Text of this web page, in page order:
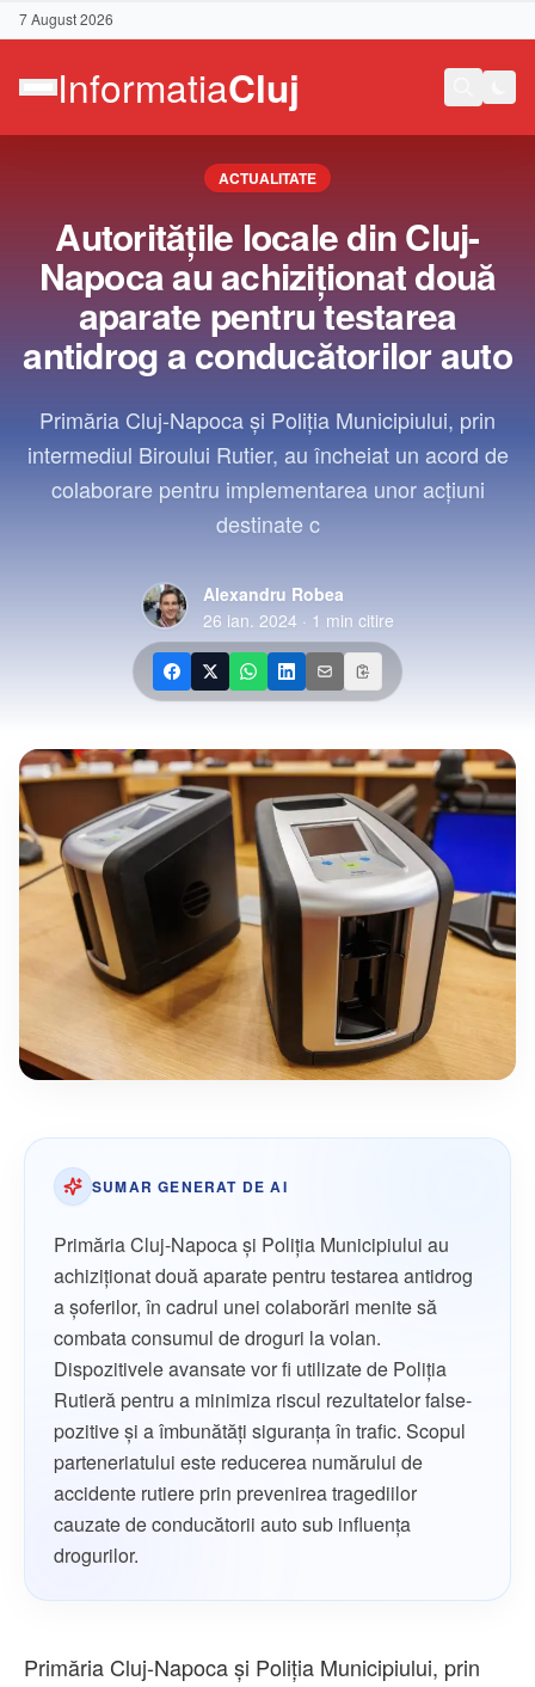
7 August 2026
Contact
ACTUALITATE
Autoritățile locale din Cluj-
Napoca au achiziționat două
aparate pentru testarea
antidrog a conducătorilor auto
Primăria Cluj-Napoca și Poliția Municipiului, prin
intermediul Biroului Rutier, au încheiat un acord de
colaborare pentru implementarea unor acțiuni
destinate c
Alexandru Robea
26 ian. 2024 · 1 min citire
SUMAR GENERAT DE AI
Primăria Cluj-Napoca și Poliția Municipiului au
achiziționat două aparate pentru testarea antidrog
a șoferilor, în cadrul unei colaborări menite să
combata consumul de droguri la volan.
Dispozitivele avansate vor fi utilizate de Poliția
Rutieră pentru a minimiza riscul rezultatelor false-
pozitive și a îmbunătăți siguranța în trafic. Scopul
parteneriatului este reducerea numărului de
accidente rutiere prin prevenirea tragediilor
cauzate de conducătorii auto sub influența
drogurilor.
Primăria Cluj-Napoca și Poliția Municipiului, prin